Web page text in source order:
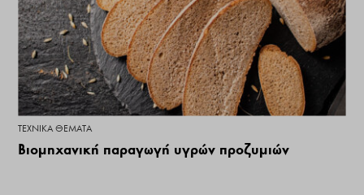
ΤΕΧΝΙΚΆ ΘΈΜΑΤΑ
Βιομηχανική παραγωγή υγρών προζυμιών